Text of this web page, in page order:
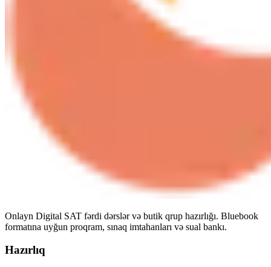
Onlayn Digital SAT fərdi dərslər və butik qrup hazırlığı. Bluebook
formatına uyğun proqram, sınaq imtahanları və sual bankı.
Hazırlıq